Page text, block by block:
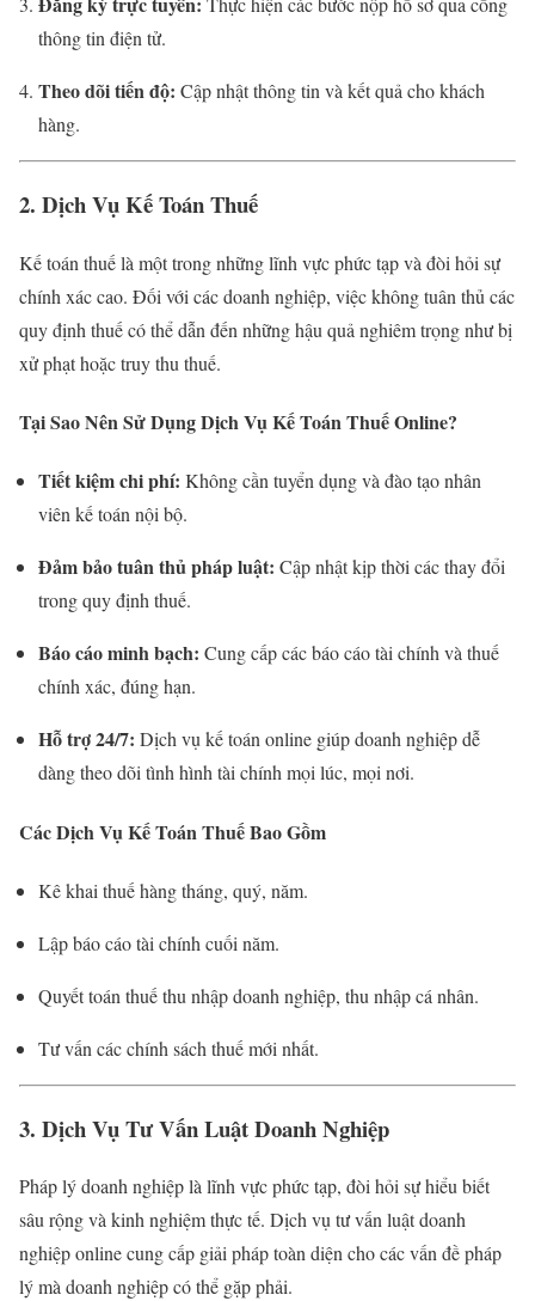
thông tin điện tử.
Theo dõi tiến độ: Cập nhật thông tin và kết quả cho khách
hàng.
2. Dịch Vụ Kế Toán Thuế
Kế toán thuế là một trong những lĩnh vực phức tạp và đòi hỏi sự
chính xác cao. Đối với các doanh nghiệp, việc không tuân thủ các
quy định thuế có thể dẫn đến những hậu quả nghiêm trọng như bị
xử phạt hoặc truy thu thuế.
Tại Sao Nên Sử Dụng Dịch Vụ Kế Toán Thuế Online?
Tiết kiệm chi phí: Không cần tuyển dụng và đào tạo nhân
viên kế toán nội bộ.
Đảm bảo tuân thủ pháp luật: Cập nhật kịp thời các thay đổi
trong quy định thuế.
Báo cáo minh bạch: Cung cấp các báo cáo tài chính và thuế
chính xác, đúng hạn.
Hỗ trợ 24/7: Dịch vụ kế toán online giúp doanh nghiệp dễ
dàng theo dõi tình hình tài chính mọi lúc, mọi nơi.
Các Dịch Vụ Kế Toán Thuế Bao Gồm
Kê khai thuế hàng tháng, quý, năm.
Lập báo cáo tài chính cuối năm.
Quyết toán thuế thu nhập doanh nghiệp, thu nhập cá nhân.
Tư vấn các chính sách thuế mới nhất.
3. Dịch Vụ Tư Vấn Luật Doanh Nghiệp
Pháp lý doanh nghiệp là lĩnh vực phức tạp, đòi hỏi sự hiểu biết
sâu rộng và kinh nghiệm thực tế. Dịch vụ tư vấn luật doanh
nghiệp online cung cấp giải pháp toàn diện cho các vấn đề pháp
lý mà doanh nghiệp có thể gặp phải.